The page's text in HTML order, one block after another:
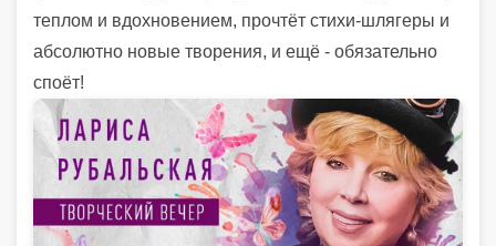
теплом и вдохновением, прочтёт стихи-шлягеры и
абсолютно новые творения, и ещё - обязательно
споёт!